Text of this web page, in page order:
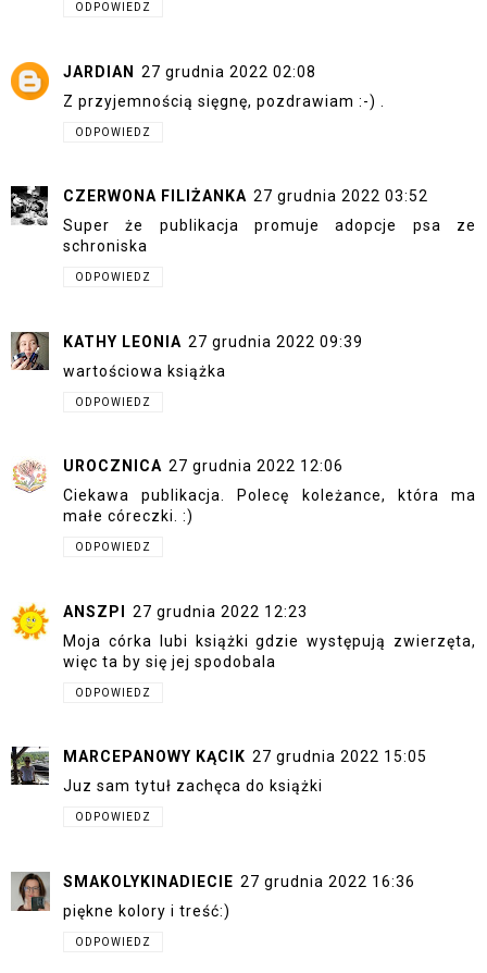
ODPOWIEDZ
JARDIAN
27 grudnia 2022 02:08
Z przyjemnością sięgnę, pozdrawiam :-) .
ODPOWIEDZ
CZERWONA FILIŻANKA 27 grudnia 2022 03:52
Super że publikacja promuje adopcje psa ze
schroniska
ODPOWIEDZ
KATHY LEONIA 27 grudnia 2022 09:39
wartościowa książka
ODPOWIEDZ
UROCZNICA 27 grudnia 2022 12:06
Ciekawa publikacja. Polecę koleżance, która ma
małe córeczki. :)
ODPOWIEDZ
ANSZPI
27 grudnia 2022 12:23
Moja córka lubi książki gdzie występują zwierzęta,
więc ta by się jej spodobala
ODPOWIEDZ
MARCEPANOWY KĄCIK 27 grudnia 2022 15:05
Juz sam tytuł zachęca do książki
ODPOWIEDZ
SMAKOLYKINADIECIE 27 grudnia 2022 16:36
piękne kolory i treść:)
ODPOWIEDZ